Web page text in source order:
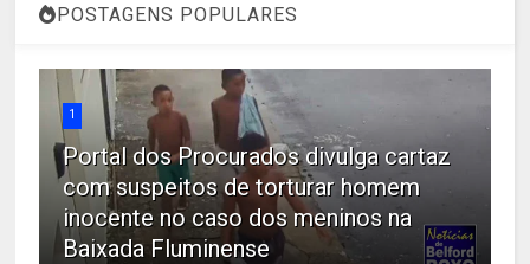
POSTAGENS POPULARES
1
Portal dos Procurados divulga cartaz
com suspeitos de torturar homem
inocente no caso dos meninos na
Baixada Fluminense